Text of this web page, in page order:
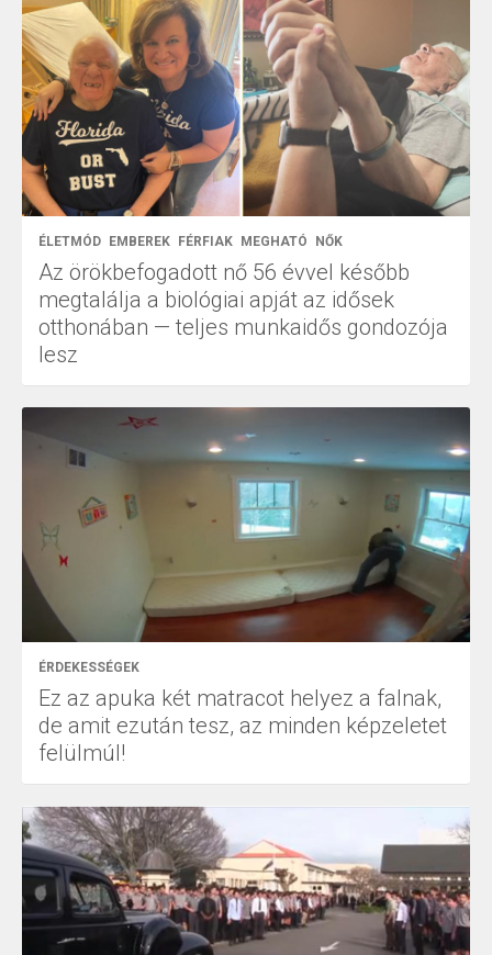
ÉLETMÓD EMBEREK FÉRFIAK MEGHATÓ NŐK
Az örökbefogadott nő 56 évvel később
megtalálja a biológiai apját az idősek
otthonában — teljes munkaidős gondozója
lesz
ÉRDEKESSÉGEK
Ez az apuka két matracot helyez a falnak,
de amit ezután tesz, az minden képzeletet
felülmúl!